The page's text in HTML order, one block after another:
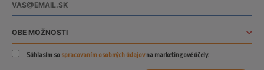
Súhlasím so spracovaním osobných údajovna marketingové účely.